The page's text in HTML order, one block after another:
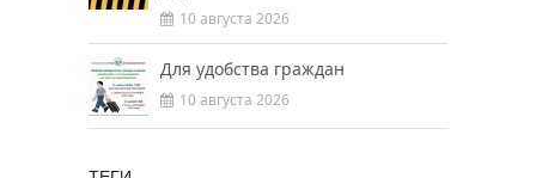
10 августа 2026
Для удобства граждан
10 августа 2026